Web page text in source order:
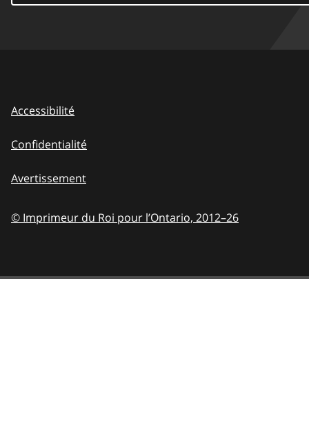
Accessibilité
Confidentialité
Avertissement
© Imprimeur du Roi pour l’Ontario, 2012–26